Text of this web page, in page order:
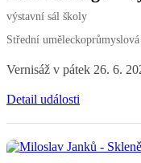
výstavní sál školy
Střední
Vernisáž v pátek 26. 6.
Detail události